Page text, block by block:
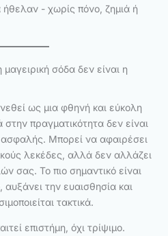
- χωρίς πόνο, ζημιά ή
σόδα δεν είναι η
ως μια φθηνή και εύκολη
πραγματικότητα δεν είναι
Μπορεί να αφαιρέσει
λεκέδες, αλλά δεν αλλάζει
σας. Το πιο σημαντικό είναι
την ευαισθησία και
τακτικά.
επιστήμη, όχι τρίψιμο.